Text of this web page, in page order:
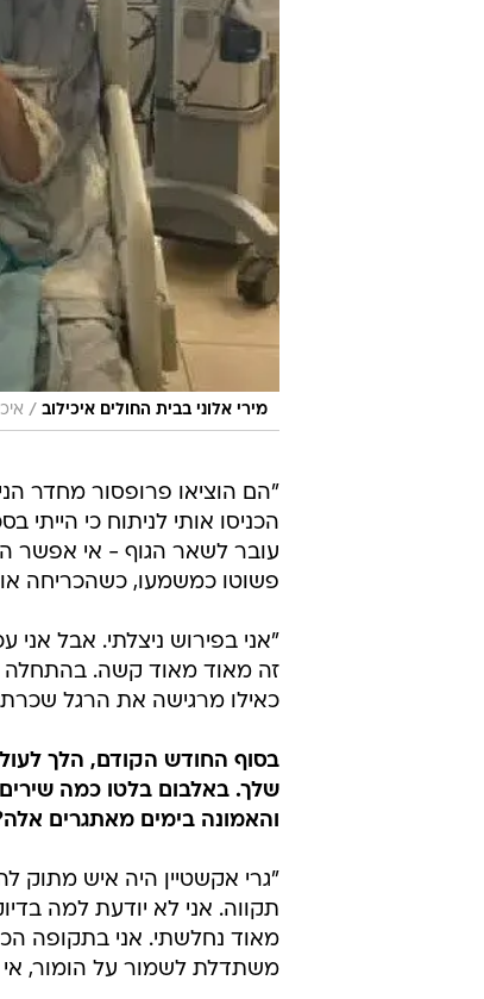
מירי אלוני בבית החולים איכילוב /
"הם הוציאו פרופסור מחדר
הכניסו אותי לניתוח כי
עובר לשאר הגוף - אי אפשר
פשוטו כמשמעו, כשהכריחה
"אני בפירוש ניצלתי. אבל
זה מאוד מאוד קשה. בהתחלה
כאילו מרגישה את הרגל
בסוף החודש הקודם, הלך
שלך. באלבום בלטו כמה
והאמונה בימים מאתגרים
"גרי אקשטיין היה איש מתוק
תקווה. אני לא יודעת למה
מאוד נחלשתי. אני בתקופה
משתדלת לשמור על הומור, אי